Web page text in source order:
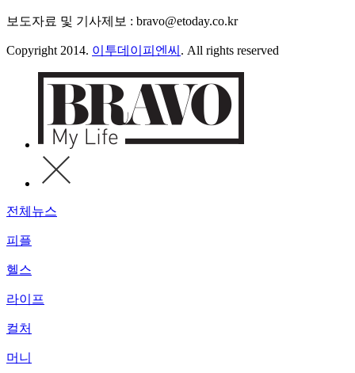
보도자료 및 기사제보 : bravo@etoday.co.kr
Copyright 2014. 이투데이피엔씨 . All rights reserved
전체뉴스
피플
헬스
라이프
컬처
머니